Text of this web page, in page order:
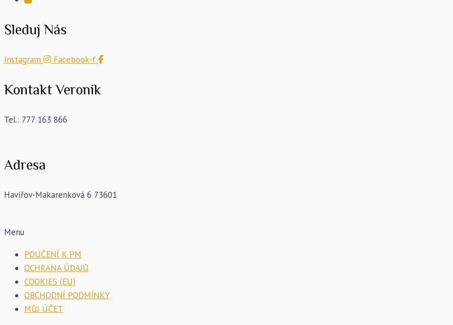
Sleduj Nás
Instagram Facebook-f
Kontakt Veronik
Tel.: 777 163 866
Adresa
Havířov-Makarenková 6 73601
Menu
POUČENÍ K PM
OCHRANA ÚDAJŮ
COOKIES (EU)
OBCHODNÍ PODMÍNKY
MŮJ ÚČET